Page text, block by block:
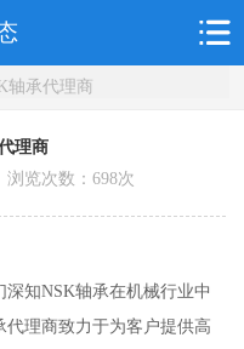
轴承代理商
理商
览次数：698次
知NSK轴承在机械行业中
理商致力于为客户提供高